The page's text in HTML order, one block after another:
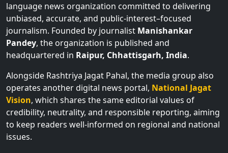
unbiased, accurate, and public-interest–focused
journalism. Founded by journalistManishankar
Pandey, the organization is published and
headquartered inRaipur, Chhattisgarh, India
Alongside Rashtriya Jagat Pahal, the media group also
operates another digital news portal,National Jagat
Vision, which shares the same editorial values of
credibility, neutrality, and responsible reporting, aiming
to keep readers well-informed on regional and national
issues.